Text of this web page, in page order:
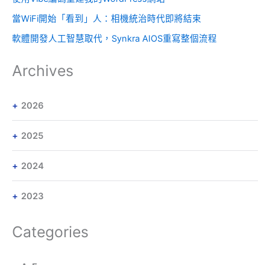
當WiFi開始「看到」人：相機統治時代即將結束
軟體開發人工智慧取代，Synkra AIOS重寫整個流程
Archives
2026
2025
2024
2023
Categories